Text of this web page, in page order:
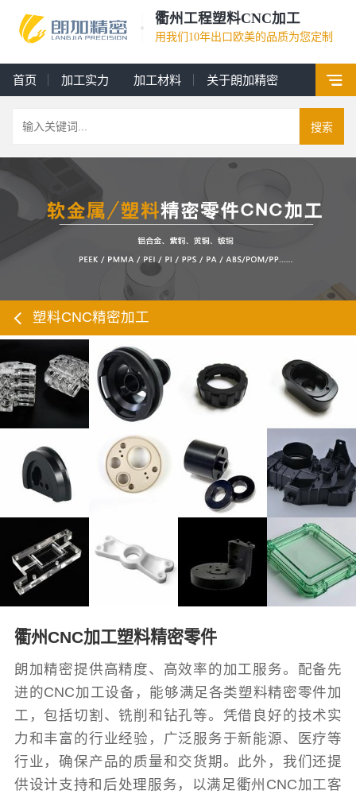
衢州工程塑料CNC加工
用我们10年出口欧美的品质为您定制
首页 加工实力 加工材料 关于朗加精密
搜索
塑料CNC精密加工
衢州CNC加工塑料精密零件
朗加精密提供高精度、高效率的加工服务。配备先
进的CNC加工设备，能够满足各类塑料精密零件加
工，包括切割、铣削和钻孔等。凭借良好的技术实
力和丰富的行业经验，广泛服务于新能源、医疗等
行业，确保产品的质量和交货期。此外，我们还提
供设计支持和后处理服务，以满足衢州CNC加工客